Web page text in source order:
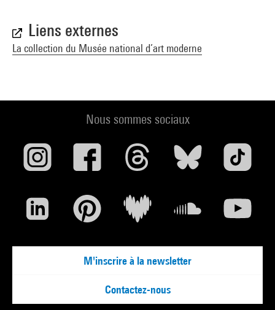
Liens externes
La collection du Musée national d’art moderne
Nous sommes sociaux
M'inscrire à la newsletter
Contactez-nous